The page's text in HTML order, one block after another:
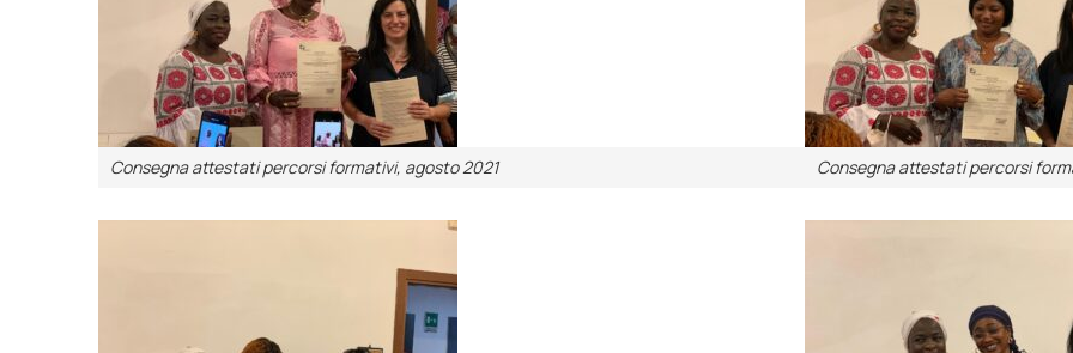
Consegna attestati percorsi formativi, agosto 2021 Consegna attestati percorsi